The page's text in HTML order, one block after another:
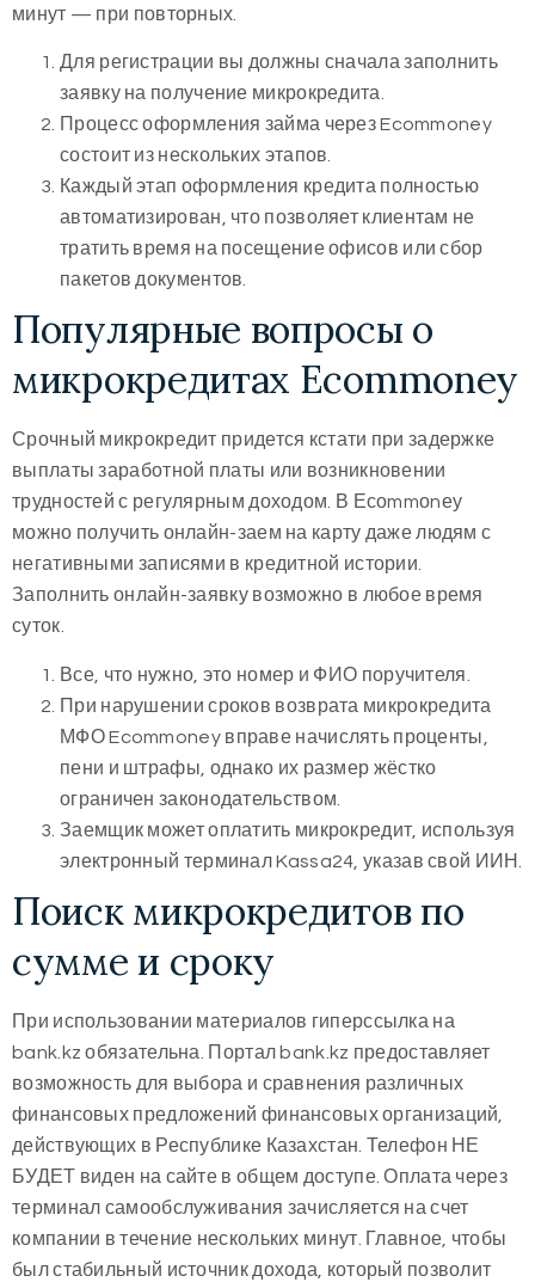
минут — при повторных.
Для регистрации вы должны сначала заполнить
заявку на получение микрокредита.
Процесс оформления займа через Ecommoney
состоит из нескольких этапов.
Каждый этап оформления кредита полностью
автоматизирован, что позволяет клиентам не
тратить время на посещение офисов или сбор
пакетов документов.
Популярные вопросы о
микрокредитах Ecommoney
Срочный микрокредит придется кстати при задержке
выплаты заработной платы или возникновении
трудностей с регулярным доходом. В Есоmmоnеу
можно получить онлайн-заем на карту даже людям с
негативными записями в кредитной истории.
Заполнить онлайн-заявку возможно в любое время
суток.
Все, что нужно, это номер и ФИО поручителя.
При нарушении сроков возврата микрокредита
МФО Ecommoney вправе начислять проценты,
пени и штрафы, однако их размер жёстко
ограничен законодательством.
Заемщик может оплатить микрокредит, используя
электронный терминал Kassa24, указав свой ИИН.
Поиск микрокредитов по
сумме и сроку
При использовании материалов гиперссылка на
bank.kz обязательна. Портал bank.kz предоставляет
возможность для выбора и сравнения различных
финансовых предложений финансовых организаций,
действующих в Республике Казахстан. Телефон НЕ
БУДЕТ виден на сайте в общем доступе. Оплата через
терминал самообслуживания зачисляется на счет
компании в течение нескольких минут. Главное, чтобы
был стабильный источник дохода, который позволит